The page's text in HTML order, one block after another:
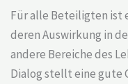
Für alle Beteiligten ist
deren Auswirkung in
andere Bereiche des
Dialog stellt eine gute